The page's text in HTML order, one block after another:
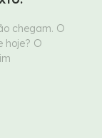
chegam. O
hoje? O